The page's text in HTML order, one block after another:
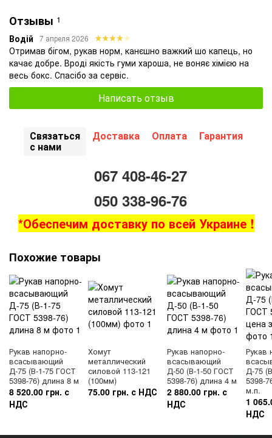
Отзывы 1
Водій 7 апреля 2026
Отримав бігом, рукав норм, канєшно важкий шо капець, но
качає добре. Вроді якість гуми хароша, не воняє хімією на
весь бокс. Спасібо за сервіс.
Написать отзыв
Связаться
с нами
Доставка Оплата Гарантия
067 408-46-27
050 338-96-76
*Обеспечим доставку по всей Украине !
Похожие товары
Рукав напорно-
всасывающий
Д-75 (В-1-75 ГОСТ
5398-76) длина 8 м
8 520.00 грн. с
НДС
Хомут
металлический
силовой 113-121
(100мм)
75.00 грн. с НДС
Рукав напорно-
всасывающий
Д-50 (В-1-50 ГОСТ
5398-76) длина 4 м
2 880.00 грн. с
НДС
Рукав
Д-75
5398-
м.п.
1
НДС